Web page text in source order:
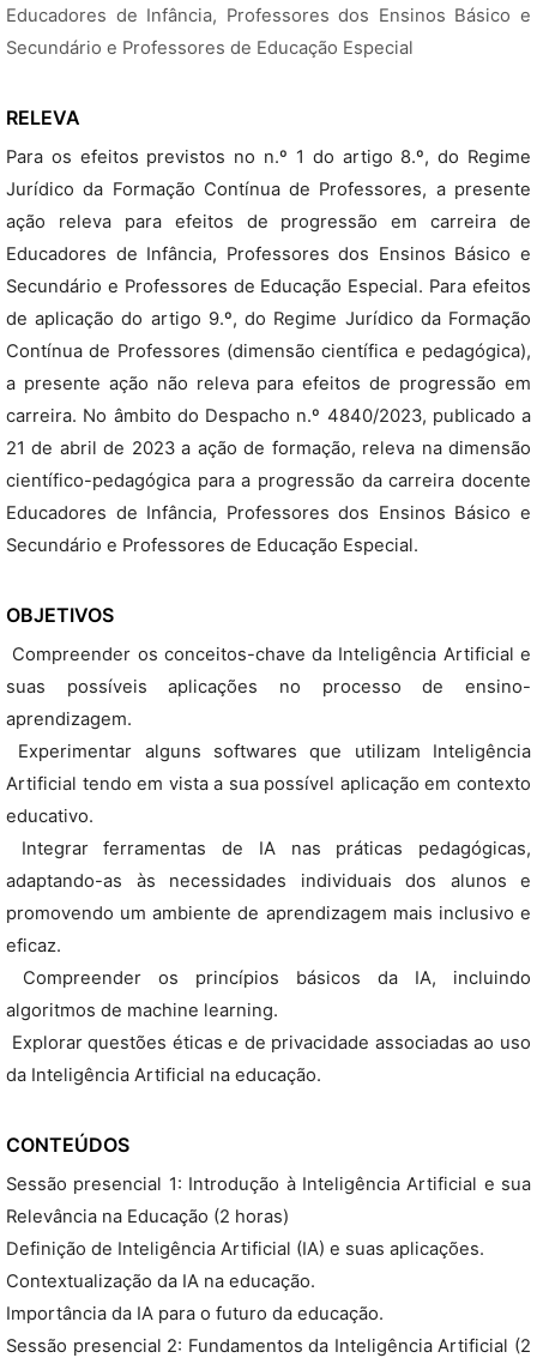
Educadores de Infância, Professores dos Ensinos Básico e
Secundário e Professores de Educação Especial
RELEVA
Para os efeitos previstos no n.º 1 do artigo 8.º, do Regime
Jurídico da Formação Contínua de Professores, a presente
ação releva para efeitos de progressão em carreira de
Educadores de Infância, Professores dos Ensinos Básico e
Secundário e Professores de Educação Especial. Para efeitos
de aplicação do artigo 9.º, do Regime Jurídico da Formação
Contínua de Professores (dimensão científica e pedagógica),
a presente ação não releva para efeitos de progressão em
carreira. No âmbito do Despacho n.º 4840/2023, publicado a
21 de abril de 2023 a ação de formação, releva na dimensão
científico-pedagógica para a progressão da carreira docente
Educadores de Infância, Professores dos Ensinos Básico e
Secundário e Professores de Educação Especial.
OBJETIVOS
 Compreender os conceitos-chave da Inteligência Artificial e
suas possíveis aplicações no processo de ensino-
aprendizagem.
 Experimentar alguns softwares que utilizam Inteligência
Artificial tendo em vista a sua possível aplicação em contexto
educativo.
 Integrar ferramentas de IA nas práticas pedagógicas,
adaptando-as às necessidades individuais dos alunos e
promovendo um ambiente de aprendizagem mais inclusivo e
eficaz.
 Compreender os princípios básicos da IA, incluindo
algoritmos de machine learning.
 Explorar questões éticas e de privacidade associadas ao uso
da Inteligência Artificial na educação.
CONTEÚDOS
Sessão presencial 1: Introdução à Inteligência Artificial e sua
Relevância na Educação (2 horas)
Definição de Inteligência Artificial (IA) e suas aplicações.
Contextualização da IA na educação.
Importância da IA para o futuro da educação.
Sessão presencial 2: Fundamentos da Inteligência Artificial (2